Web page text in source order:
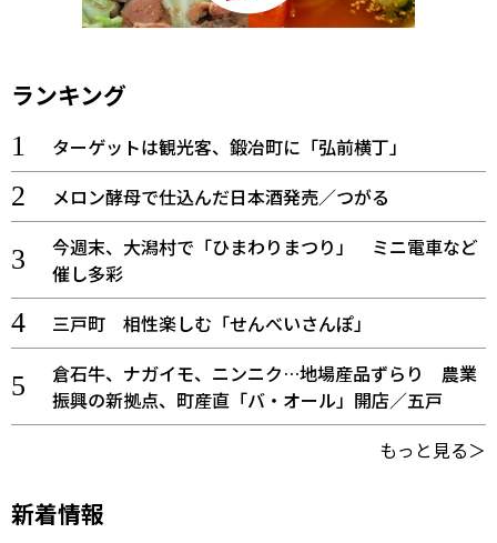
ランキング
ターゲットは観光客、鍛冶町に「弘前横丁」
メロン酵母で仕込んだ日本酒発売／つがる
今週末、大潟村で「ひまわりまつり」 ミニ電車など
催し多彩
三戸町 相性楽しむ「せんべいさんぽ」
倉石牛、ナガイモ、ニンニク…地場産品ずらり 農業
振興の新拠点、町産直「バ・オール」開店／五戸
もっと見る＞
新着情報